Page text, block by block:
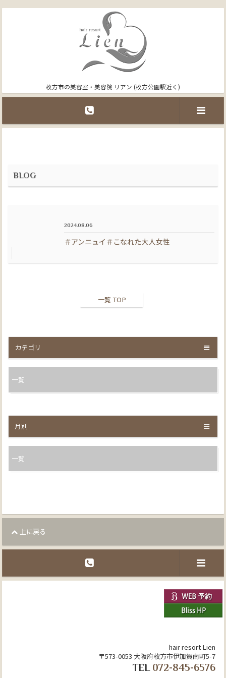
枚方市の美容室・美容院 リアン (枚方公園駅近く)
BLOG
2024.08.06
＃アンニュイ＃こなれた大人女性
一覧 TOP
カテゴリ
一覧
月別
一覧
上に戻る
hair resort Lien
〒573-0053 大阪府枚方市伊加賀南町5-7
TEL 072-845-6576